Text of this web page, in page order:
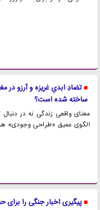
تضادِ ابدیِ غریزه و آرزو در
ساخته شده است؟
معنای واقعی زندگی نه در
الگوی عمیق «طراحی وجودی»
پیگیری اخبار جنگی را